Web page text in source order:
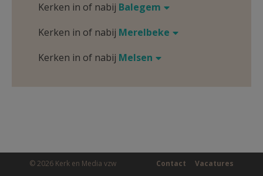
Kerken in of nabij Balegem
Kerken in of nabij Merelbeke
Kerken in of nabij Melsen
© 2026 Kerk en Media vzw Vacatures
Contact